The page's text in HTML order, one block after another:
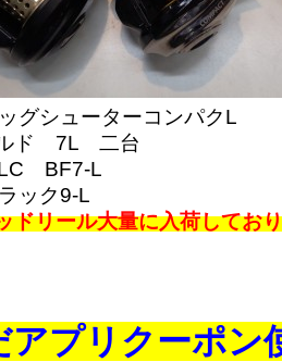
グシューターコンパクL
ルド 7L 二台
BF7-L
ック9-L
ドリール大量に入荷してお
アプリクーポン